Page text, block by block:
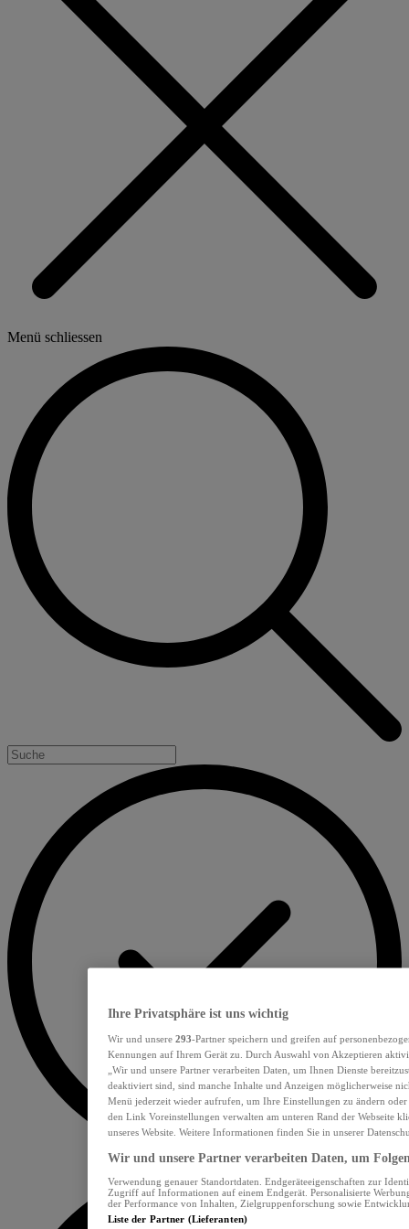
Menü schliessen
Ihre Privatsphäre ist uns wichtig
Wir und unsere 293-Partner speichern und greifen auf
Kennungen auf Ihrem Gerät zu. Durch Auswahl von Akzeptieren
„Wir und unsere Partner verarbeiten Daten, um Ihnen Dienste
deaktiviert sind, sind manche Inhalte und Anzeigen möglicherweise
Menü jederzeit wieder aufrufen, um Ihre Einstellungen zu ändern
den Link Voreinstellungen verwalten am unteren Rand der Webseite
unseres Website. Weitere Informationen finden Sie in unserer
Wir und unsere Partner verarbeiten Daten, um
Verwendung genauer Standortdaten. Endgeräteeigenschaften zur
Zugriff auf Informationen auf einem Endgerät. Personalisierte
der Performance von Inhalten, Zielgruppenforschung sowie
Liste der Partner (Lieferanten)